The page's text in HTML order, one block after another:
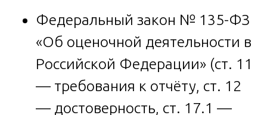
Федеральный закон № 135-ФЗ
«Об оценочной деятельности в
Российской Федерации» (ст. 11
— требования к отчёту, ст. 12
— достоверность, ст. 17.1 —